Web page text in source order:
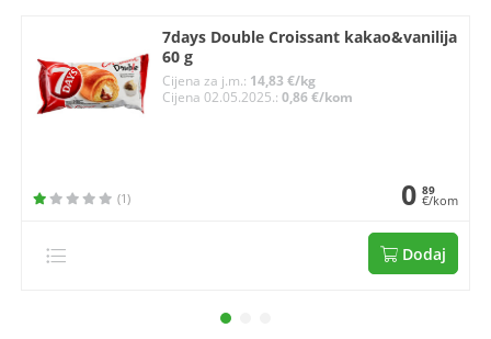
7days Double Croissant kakao&vanilija
60 g
Cijena za j.m.: 14,83 €/kg
Cijena 02.05.2025.: 0,86 €/kom
(1) 0 89
€/kom
Dodaj